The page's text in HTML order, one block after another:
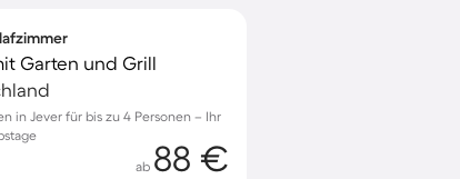
Garten und Grill
in Jever für bis zu 4 Personen – Ihr
ab 88 €